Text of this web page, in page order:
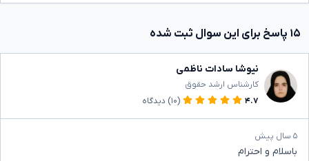
۱۵ پاسخ برای این سوال ثبت شده
نیوشا سادات ناظمی
کارشناس ارشد حقوق
۴.۷
(۱۰) دیدگاه
۵ سال پیش
باسلام و احترام